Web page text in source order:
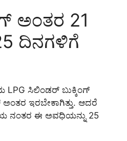
ಅಂತರ 21
ದಿನಗಳಿಗೆ
LPG ಸಿಲಿಂಡರ್ ಬುಕ್ಕಿಂಗ್
ಇರಬೇಕಾಗಿತ್ತು. ಆದರೆ
ನಂತರ ಈ ಅವಧಿಯನ್ನು 25